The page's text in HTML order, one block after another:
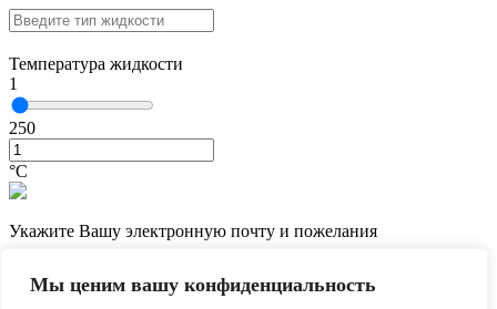
Мы ценим вашу конфиденциальность
Температура жидкости
1
250
°С
Укажите Вашу электронную почту и пожелания